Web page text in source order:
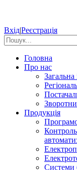
Вхід|Реєстрація
Головна
Про нас
Загальна
Продукція
Системи